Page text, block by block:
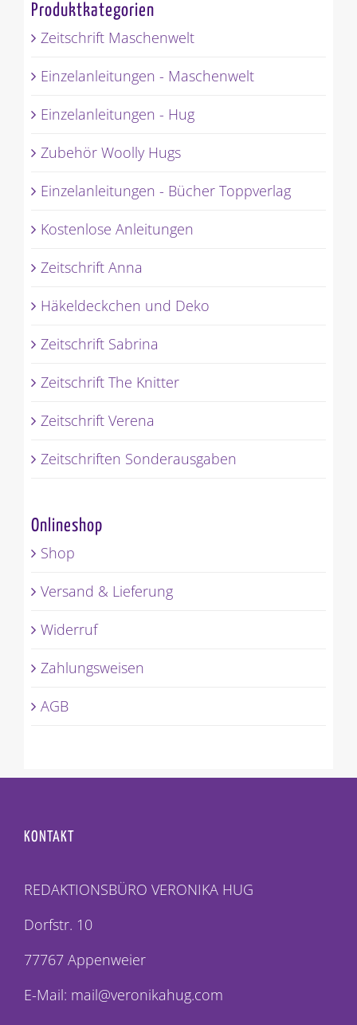
Produktkategorien
Zeitschrift Maschenwelt
Einzelanleitungen - Maschenwelt
Einzelanleitungen - Hug
Zubehör Woolly Hugs
Einzelanleitungen - Bücher Toppverlag
Kostenlose Anleitungen
Zeitschrift Anna
Häkeldeckchen und Deko
Zeitschrift Sabrina
Zeitschrift The Knitter
Zeitschrift Verena
Zeitschriften Sonderausgaben
Onlineshop
Shop
Versand & Lieferung
Widerruf
Zahlungsweisen
AGB
KONTAKT
REDAKTIONSBÜRO VERONIKA HUG
Dorfstr. 10
77767 Appenweier
E-Mail: mail@veronikahug.com